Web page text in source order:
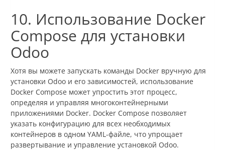
10. Использование Docker
Compose для установки
Odoo
Хотя вы можете запускать команды Docker вручную для
установки Odoo и его зависимостей, использование
Docker Compose может упростить этот процесс,
определяя и управляя многоконтейнерными
приложениями Docker. Docker Compose позволяет
указать конфигурацию для всех необходимых
контейнеров в одном YAML-файле, что упрощает
развертывание и управление установкой Odoo.